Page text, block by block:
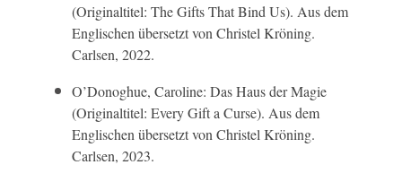
(Originaltitel: The Gifts That Bind Us). Aus dem
Englischen übersetztvon Christel Kröning.
Carlsen, 2022.
O’Donoghue, Caroline: Das Haus der Magie
(Originaltitel: Every Gift a Curse). Aus dem
Englischen übersetztvon Christel Kröning.
Carlsen, 2023.